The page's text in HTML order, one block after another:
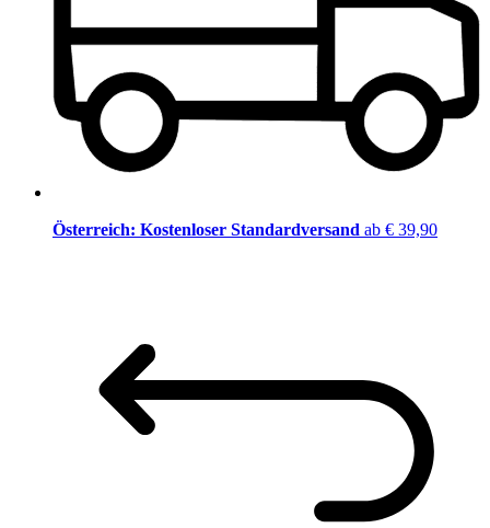
Österreich: Kostenloser Standardversand ab € 39,90